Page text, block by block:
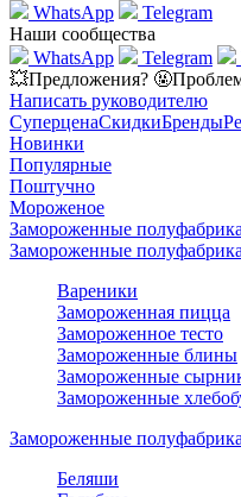
WhatsApp
Telegram
Наши сообщества
WhatsApp
Telegram
💥Предложения?
Написать руководителю
СуперценаСкидкиБренды
Новинки
Популярные
Поштучно
Мороженое
Замороженные
Замороженные
Вареники
Замороженная пицца
Замороженное тесто
Замороженные блины
Замороженные
Замороженные
Замороженные
Беляши